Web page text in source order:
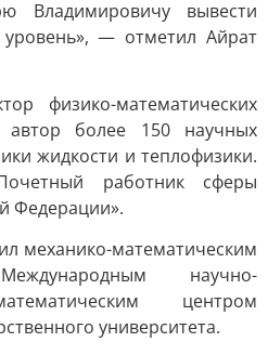
Владимировичу вывести
— отметил Айрат
физико-математических
более 150 научных
жидкости и теплофизики.
работник сферы
Федерации».
механико-математическим
научно-
центром
университета.